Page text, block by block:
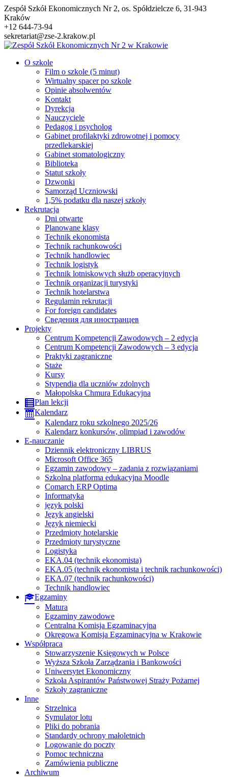
Przejdź
do
treści
Zespół Szkół Ekonomicznych Nr 2, os. Spółdzielcze 6, 31-943
Kraków
+12 644-73-94
sekretariat@zse-2.krakow.pl
O szkole
Film o szkole (5 minut)
Wirtualny spacer po szkole
Opinie absolwentów
Kontakt
Dyrekcja
Nauczyciele
Pedagog i psycholog
Gabinet profilaktyki zdrowotnej i pomocy
przedlekarskiej
Gabinet stomatologiczny
Biblioteka
Statut szkoły
Dzwonki
Samorząd Uczniowski
1,5% podatku dla naszej szkoły
Rekrutacja
Dni otwarte
Planowane klasy
Technik ekonomista
Technik rachunkowości
Technik handlowiec
Technik logistyk
Technik lotniskowych służb operacyjnych
Technik organizacji turystyki
Technik hotelarstwa
Regulamin rekrutacji
For foreign candidates
Сведения для иностранцев
Projekty
Centrum Kompetencji Zawodowych – 2 edycja
Centrum Kompetencji Zawodowych – 3 edycja
Praktyki zagraniczne
Staże
Kursy
Stypendia dla uczniów zdolnych
Małopolska Chmura Edukacyjna
Plan lekcji
Kalendarz
Kalendarz roku szkolnego 2025/26
Kalendarz konkursów, olimpiad i zawodów
E-nauczanie
Dziennik elektroniczny LIBRUS
Microsoft Office 365
Egzamin zawodowy – zadania z rozwiązaniami
Szkolna platforma edukacyjna Moodle
Comarch ERP Optima
Informatyka
język polski
Język angielski
Język niemiecki
Przedmioty hotelarskie
Przedmioty turystyczne
Logistyka
EKA.04 (technik ekonomista)
EKA.05 (technik ekonomista i technik rachunkowości)
EKA.07 (technik rachunkowości)
Technik handlowiec
Egzaminy
Matura
Egzaminy zawodowe
Centralna Komisja Egzaminacyjna
Okręgowa Komisja Egzaminacyjna w Krakowie
Współpraca
Stowarzyszenie Księgowych w Polsce
Wyższa Szkoła Zarządzania i Bankowości
Uniwersytet Ekonomiczny
Szkoła Aspirantów Państwowej Straży Pożarnej
Szkoły zagraniczne
Inne
Strzelnica
Symulator lotu
Pliki do pobrania
Standardy ochrony małoletnich
Logowanie do poczty
Pomoc techniczna
Zamówienia publiczne
Archiwum